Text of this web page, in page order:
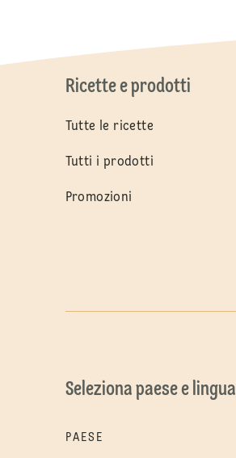
Ricette e prodotti
Tutte le ricette
Tutti i prodotti
Promozioni
Seleziona paese e lingua
PAESE